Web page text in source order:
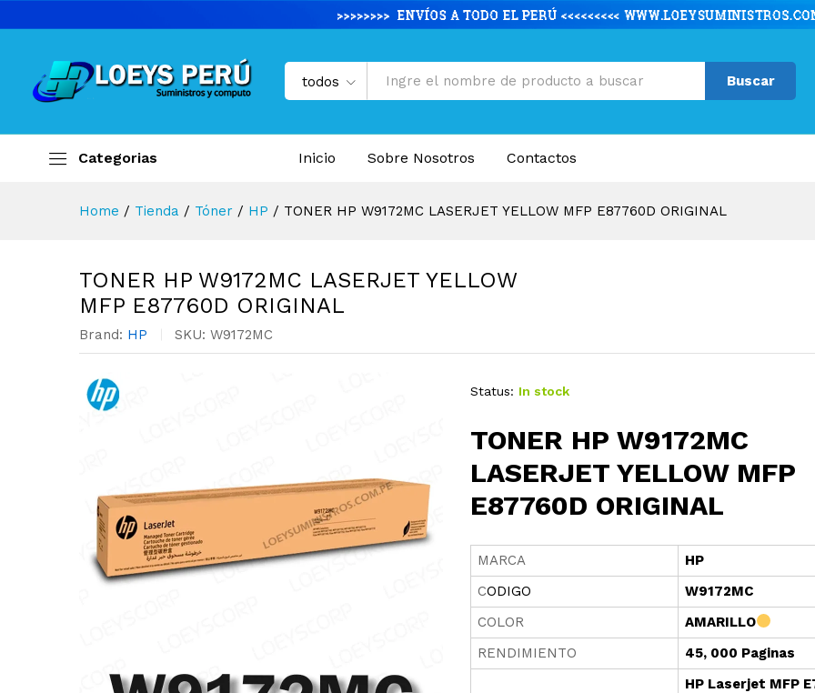
todos Buscar
Categorias Inicio Sobre Nosotros Contactos
Home / Tienda / Tóner / HP / TONER HP W9172MC LASERJET YELLOW MFP E87760D ORIGINAL
TONER HP W9172MC LASERJET YELLOW
MFP E87760D ORIGINAL
Brand: HP SKU: W9172MC
Status: In stock
TONER HP W9172MC
LASERJET YELLOW MFP
E87760D ORIGINAL
MARCA
HP
CODIGO
W9172MC
COLOR
AMARILLO
RENDIMIENTO
45, 000 Paginas
HP Laserjet MFP
Descripción del producto Especificaciones Valoraciones (0)